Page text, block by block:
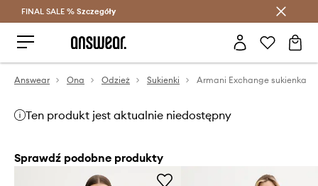
Oszczędzaj z Answear Club >
FINAL SALE % Szczegóły
Answear Ona Odzież Sukienki Armani Exchange sukienka
Ten produkt jest aktualnie niedostępny
Sprawdź podobne produkty